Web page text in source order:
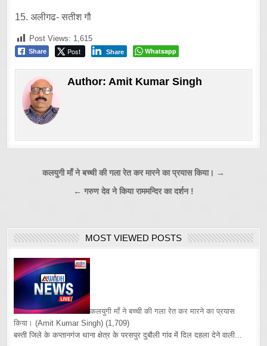
15. अलीगढ- सतीश गौ
Post Views: 1,615
Share Post Share Whatsapp
Author:Amit Kumar Singh
Post
navigation
कलयुगी माँ ने बच्ची की गला रेत कर मारने का प्रयास किया। →
← गरुण देव ने किया राममन्दिर का दर्शन !
MOST VIEWED POSTS
कलयुगी माँ ने बच्ची की गला रेत कर मारने का प्रयास
किया। (Amit Kumar Singh) (1,709)
बस्ती जिले के कप्तानगंज थाना क्षेत्र के परसपुर दुबौली गांव में दिल दहला देने वाली...